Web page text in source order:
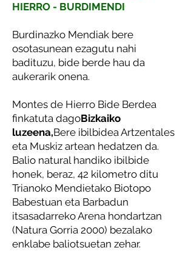
HIERRO - BURDIMENDI
Burdinazko Mendiak bere
osotasunean ezagutu nahi
badituzu, bide berde hau da
aukerarik onena.
Montes de Hierro Bide Berdea
finkatuta dagoBizkaiko
luzeena,Bere ibilbidea Artzentales
eta Muskiz artean hedatzen da.
Balio natural handiko ibilbide
honek, beraz, 42 kilometro ditu
Trianoko Mendietako Biotopo
Babestuan eta Barbadun
itsasadarreko Arena hondartzan
(Natura Gorria 2000) bezalako
enklabe baliotsuetan zehar.